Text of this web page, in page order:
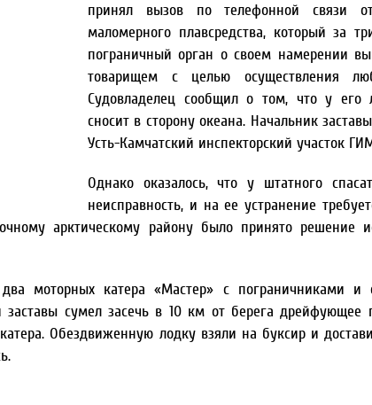
принял вызов по телефонной связи
маломерного плавсредства, который за
пограничный орган о своем намерении
товарищем с целью осуществления
Судовладелец сообщил о том, что у его
сносит в сторону океана. Начальник
Усть-Камчатский инспекторский участок
Однако оказалось, что у штатного
неисправность, и на ее устранение
арктическому району было принято решение
моторных катера «Мастер» с пограничниками и
заставы сумел засечь в 10 км от берега дрейфующее
Обездвиженную лодку взяли на буксир и